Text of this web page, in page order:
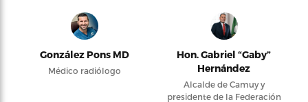
González Pons MD
Médico radiólogo
Hon. Gabriel “Gaby”
Hernández
Alcalde de Camuy y
presidente de la Federación